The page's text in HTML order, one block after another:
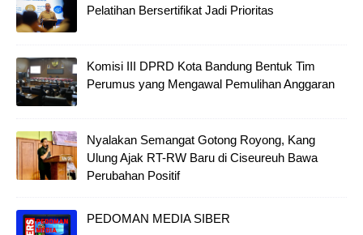
Pelatihan Bersertifikat Jadi Prioritas
Komisi III DPRD Kota Bandung Bentuk Tim
Perumus yang Mengawal Pemulihan Anggaran
Nyalakan Semangat Gotong Royong, Kang
Ulung Ajak RT-RW Baru di Ciseureuh Bawa
Perubahan Positif
PEDOMAN MEDIA SIBER